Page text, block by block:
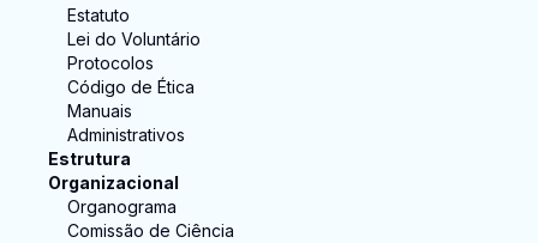
Estatuto
Lei do Voluntário
Protocolos
Código de Ética
Manuais
Administrativos
Estrutura
Organizacional
Organograma
Comissão de Ciência